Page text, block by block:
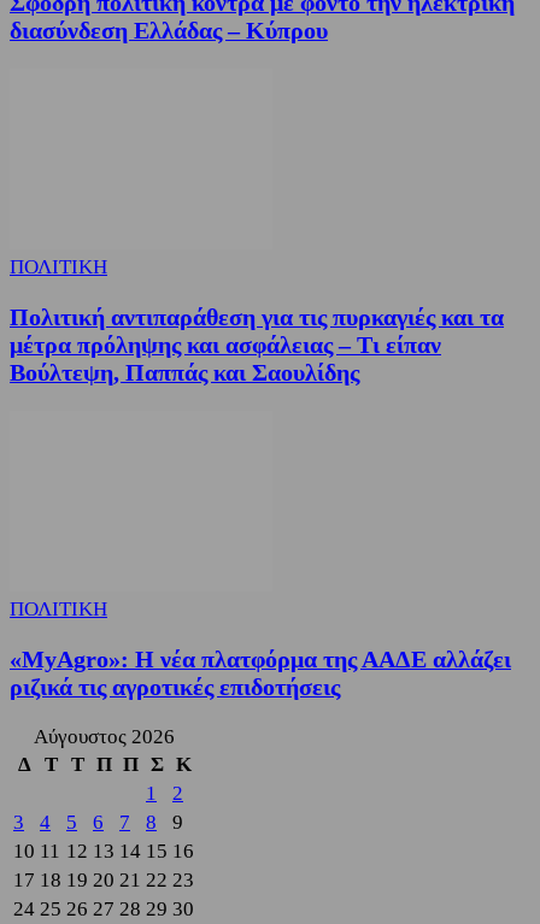
διασύνδεση Ελλάδας – Κύπρου
ΠΟΛΙΤΙΚΗ
Πολιτική αντιπαράθεση για τις πυρκαγιές και τα
μέτρα πρόληψης και ασφάλειας – Τι είπαν
Βούλτεψη, Παππάς και Σαουλίδης
ΠΟΛΙΤΙΚΗ
«MyAgro»: Η νέα πλατφόρμα της ΑΑΔΕ αλλάζει
ριζικά τις αγροτικές επιδοτήσεις
Αύγουστος 2026
Δ
Τ Τ Π Π Σ Κ
1
2
3
4 5 6 7 8
9
10 11 12 13 14 15 16
17 18 19 20 21 22 23
24 25 26 27 28 29 30